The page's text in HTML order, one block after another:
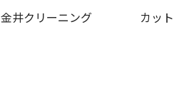
金井クリーニング カッ